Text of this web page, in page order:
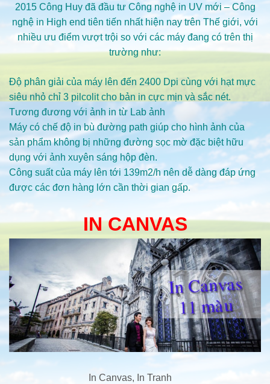
2015 Công Huy đã đầu tư Công nghệ in UV mới – Công
nghệ in High end tiên tiến nhất hiện nay trên Thế giới, với
nhiều ưu điểm vượt trội so với các máy đang có trên thị
trường như:
Độ phân giải của máy lên đến 2400 Dpi cùng với hạt mực
siêu nhỏ chỉ 3 pilcolit cho bản in cực mịn và sắc nét.
Tương đương với ảnh in từ Lab ảnh
Máy có chế độ in bù đường path giúp cho hình ảnh của
sản phẩm không bị những đường sọc mờ đặc biệt hữu
dụng với ảnh xuyên sáng hộp đèn.
Công suất của máy lên tới 139m2/h nên dễ dàng đáp ứng
được các đơn hàng lớn cần thời gian gấp.
IN CANVAS
In Canvas, In Tranh